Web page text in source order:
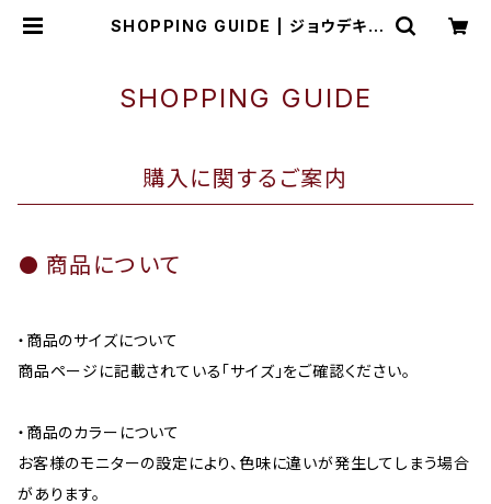
SHOPPING GUIDE | ジョウデキS
SHOPPING GUIDE
購入に関するご案内
商品について
・商品のサイズについて
商品ページに記載されている「サイズ」をご確認ください。
・商品のカラーについて
お客様のモニターの設定により、色味に違いが発生してしまう場合
があります。